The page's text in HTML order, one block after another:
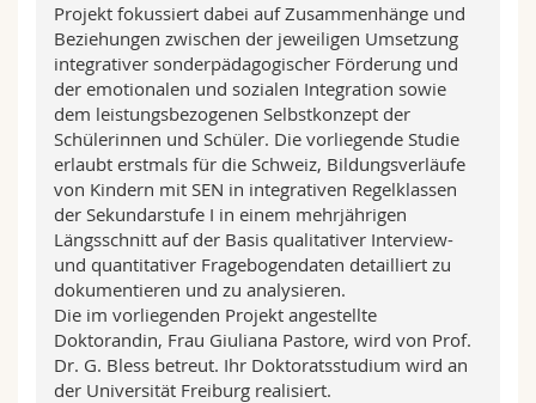
Projekt fokussiert dabei auf Zusammenhänge und
Beziehungen zwischen der jeweiligen Umsetzung
integrativer sonderpädagogischer Förderung und
der emotionalen und sozialen Integration sowie
dem leistungsbezogenen Selbstkonzept der
Schülerinnen und Schüler. Die vorliegende Studie
erlaubt erstmals für die Schweiz, Bildungsverläufe
von Kindern mit SEN in integrativen Regelklassen
der Sekundarstufe I in einem mehrjährigen
Längsschnitt auf der Basis qualitativer Interview-
und quantitativer Fragebogendaten detailliert zu
dokumentieren und zu analysieren.
Die im vorliegenden Projekt angestellte
Doktorandin, Frau Giuliana Pastore, wird von Prof.
Dr. G. Bless betreut. Ihr Doktoratsstudium wird an
der Universität Freiburg realisiert.